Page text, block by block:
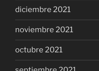
diciembre 2021
noviembre 2021
octubre 2021